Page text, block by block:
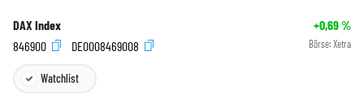
DAX Index +0,69%
846900
DE0008469008 Börse: Xetra
Watchlist